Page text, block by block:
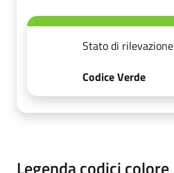
Stato di rilevazione
Codice Verde